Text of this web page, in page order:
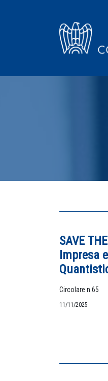
SAVE
Impresa
Circolare n.65
11/11/2025